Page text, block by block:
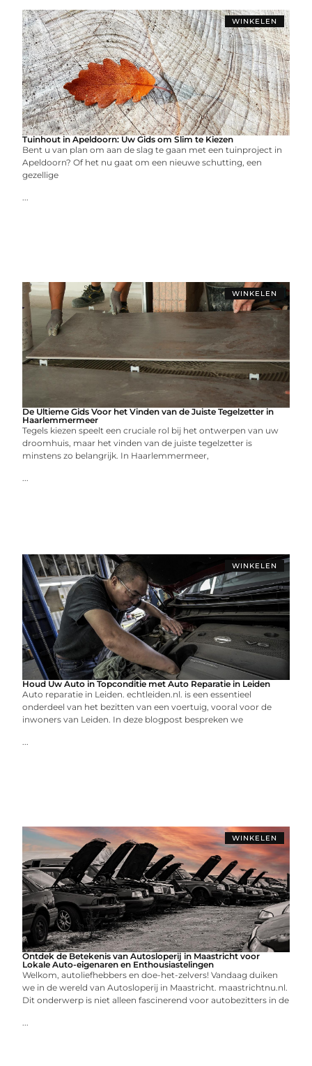
WINKELEN
Tuinhout in Apeldoorn: Uw Gids om Slim te Kiezen
Bent u van plan om aan de slag te gaan met een tuinproject in
Apeldoorn? Of het nu gaat om een nieuwe schutting, een
gezellige
...
WINKELEN
De Ultieme Gids Voor het Vinden van de Juiste Tegelzetter in
Haarlemmermeer
Tegels kiezen speelt een cruciale rol bij het ontwerpen van uw
droomhuis, maar het vinden van de juiste tegelzetter is
minstens zo belangrijk. In Haarlemmermeer,
...
WINKELEN
Houd Uw Auto in Topconditie met Auto Reparatie in Leiden
Auto reparatie in Leiden. echtleiden.nl. is een essentieel
onderdeel van het bezitten van een voertuig, vooral voor de
inwoners van Leiden. In deze blogpost bespreken we
...
WINKELEN
Ontdek de Betekenis van Autosloperij in Maastricht voor
Lokale Auto-eigenaren en Enthousiastelingen
Welkom, autoliefhebbers en doe-het-zelvers! Vandaag duiken
we in de wereld van Autosloperij in Maastricht. maastrichtnu.nl.
Dit onderwerp is niet alleen fascinerend voor autobezitters in de
...